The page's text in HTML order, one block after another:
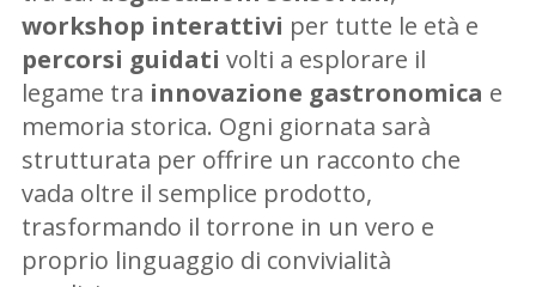
workshop interattivi per tutte le età e
percorsi guidati volti a esplorare il
legame tra innovazione gastronomica e
memoria storica. Ogni giornata sarà
strutturata per offrire un racconto che
vada oltre il semplice prodotto,
trasformando il torrone in un vero e
proprio linguaggio di convivialità